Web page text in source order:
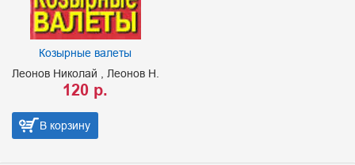
Козырные валеты
Леонов Николай
Леонов Н.
120 р.
В корзину